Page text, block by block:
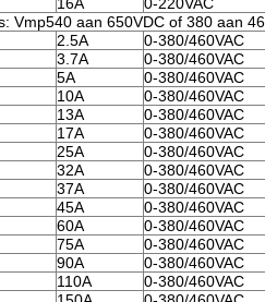
Vmp540 aan 650VDC of 380 aan
2.5A 0-380/460VAC
3.7A 0-380/460VAC
5A 0-380/460VAC
10A 0-380/460VAC
13A 0-380/460VAC
17A 0-380/460VAC
25A 0-380/460VAC
32A 0-380/460VAC
37A 0-380/460VAC
45A 0-380/460VAC
60A 0-380/460VAC
75A 0-380/460VAC
90A 0-380/460VAC
110A 0-380/460VAC